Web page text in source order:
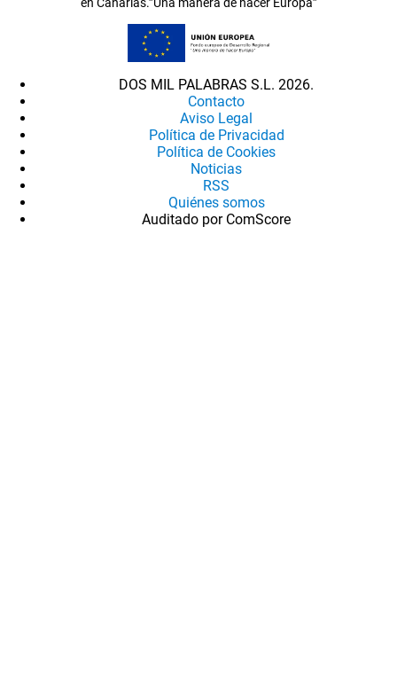
DOS MIL PALABRAS S.L. 2026.
Contacto
Aviso Legal
Política de Privacidad
Política de Cookies
Noticias
RSS
Quiénes somos
Auditado por ComScore